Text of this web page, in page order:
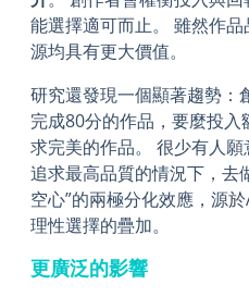
能選擇適可而止。 雖然作
源均具有更大價值。
研究還發現一個顯著趨勢：
完成80分的作品，要麼投
求完美的作品。 很少有人
追求最高品質的情況下，去
空心”的兩極分化效應，源
理性選擇的疊加。
更廣泛的影響